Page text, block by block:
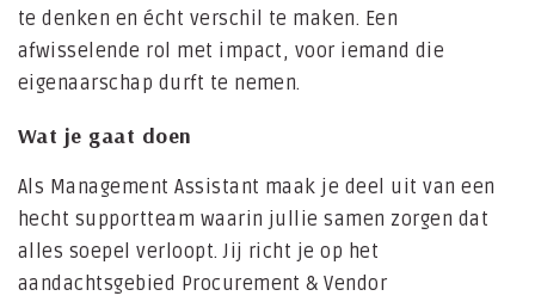
te denken en écht verschil te maken. Een
afwisselende rol met impact, voor iemand die
eigenaarschap durft te nemen.
Wat je gaat doen
Als Management Assistant maak je deel uit van een
hecht supportteam waarin jullie samen zorgen dat
alles soepel verloopt. Jij richt je op het
aandachtsgebied Procurement & Vendor